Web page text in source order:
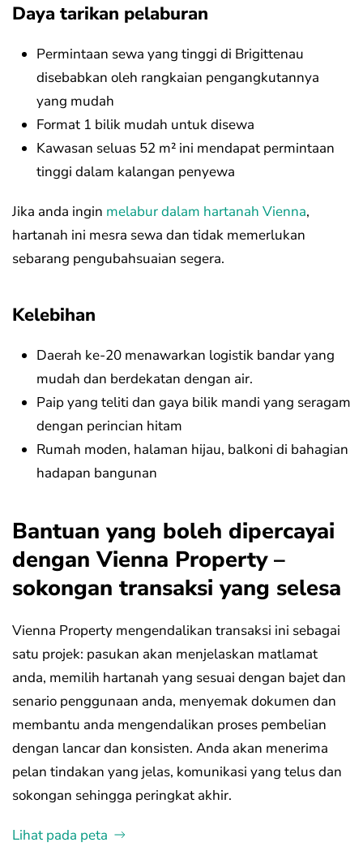
Daya tarikan pelaburan
Permintaan sewa yang tinggi di Brigittenau
disebabkan oleh rangkaian pengangkutannya
yang mudah
Format 1 bilik mudah untuk disewa
Kawasan seluas 52 m² ini mendapat permintaan
tinggi dalam kalangan penyewa
Jika anda ingin melabur dalam hartanah Vienna,
hartanah ini mesra sewa dan tidak memerlukan
sebarang pengubahsuaian segera.
Kelebihan
Daerah ke-20 menawarkan logistik bandar yang
mudah dan berdekatan dengan air.
Paip yang teliti dan gaya bilik mandi yang seragam
dengan perincian hitam
Rumah moden, halaman hijau, balkoni di bahagian
hadapan bangunan
Bantuan yang boleh dipercayai
dengan Vienna Property –
sokongan transaksi yang selesa
Vienna Property mengendalikan transaksi ini sebagai
satu projek: pasukan akan menjelaskan matlamat
anda, memilih hartanah yang sesuai dengan bajet dan
senario penggunaan anda, menyemak dokumen dan
membantu anda mengendalikan proses pembelian
dengan lancar dan konsisten. Anda akan menerima
pelan tindakan yang jelas, komunikasi yang telus dan
sokongan sehingga peringkat akhir.
Lihat pada peta